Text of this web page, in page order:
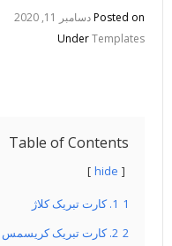
Posted onدسامبر 11, 2020
UnderTemplates
Table of Contents
hide
1. کارت تبریک کلاژ
2. کارت تبریک کریسمس